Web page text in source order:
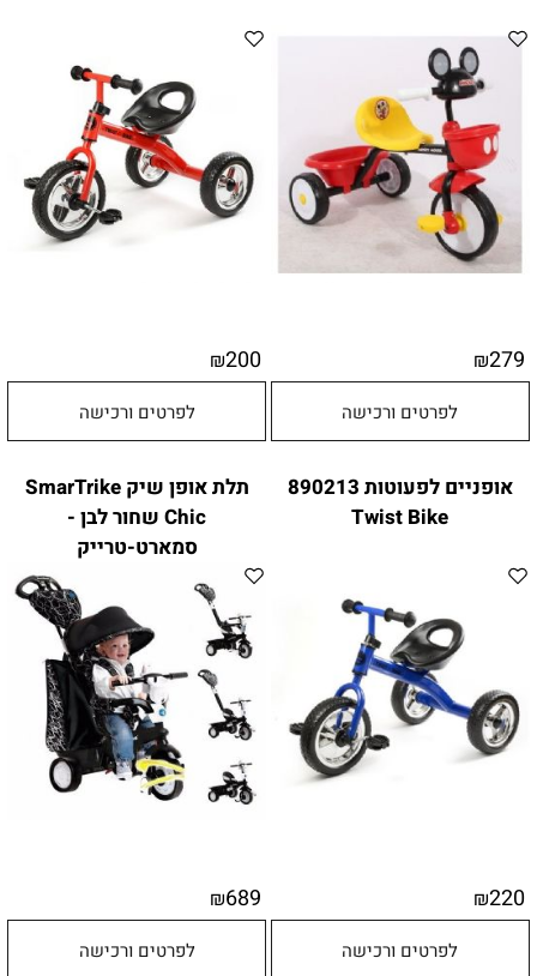
₪279
לפרטים ורכישה
₪200
לפרטים ורכישה
אופניים לפעוטות 890213
Twist Bike
₪220
לפרטים ורכישה
תלת אופן שיק SmarTrike
Chic שחור לבן -
סמארט-טרייק
₪689
לפרטים ורכישה